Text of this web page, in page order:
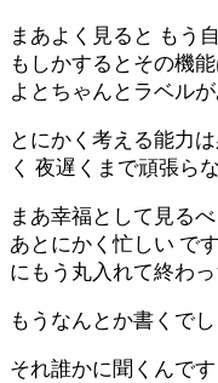
まあよく見ると もう
もしかするとその機
よとちゃんとラベル
とにかく考える能力
く 夜遅くまで頑張ら
まあ幸福として見る
あとにかく忙しい で
にもう丸入れて終わ
もうなんとか書くで
それ誰かに聞くんで